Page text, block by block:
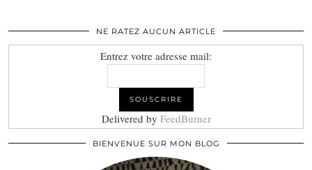
NE RATEZ AUCUN ARTICLE
Entrez votre adresse mail:
Delivered by FeedBurner
BIENVENUE SUR MON BLOG